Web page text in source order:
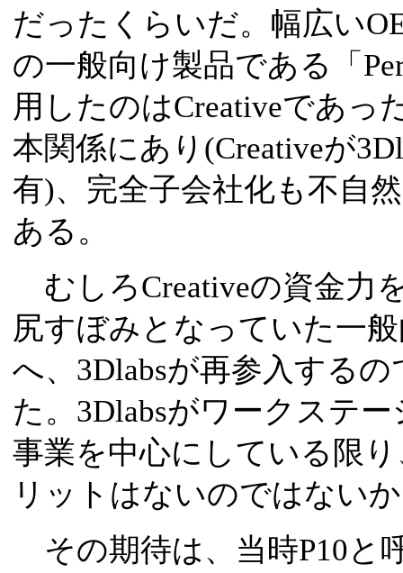
だったくらいだ。幅広い
の一般向け製品である「
用したのはCreativeであっ
本関係にあり(Creativeが
有)、完全子会社化も不自
ある。
むしろCreativeの資金力
尻すぼみとなっていた一
へ、3Dlabsが再参入する
た。3Dlabsがワークステ
事業を中心にしている限
リットはないのではない
その期待は、当時P10と